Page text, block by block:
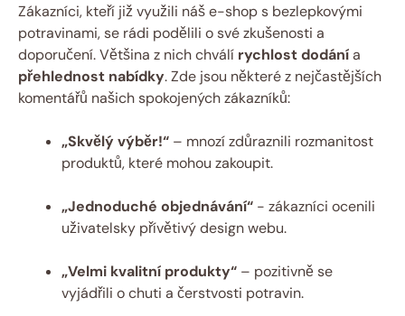
Zákazníci, ⁢kteří již využili ⁤náš e-shop s bezlepkovými
potravinami, se rádi podělili o⁣ své ​zkušenosti a‍
doporučení. Většina z nich chválí rychlost dodánía
přehlednost nabídky.⁢ Zde​ jsou některé⁤ z nejčastějších
komentářů našich spokojených zákazníků:
„Skvělý výběr!“ – mnozí zdůraznili rozmanitost
produktů, které mohou zakoupit.
„Jednoduché objednávání“ ‍- zákazníci ocenili
uživatelsky přívětivý ⁣design webu.
„Velmi kvalitní produkty“ – pozitivně se
vyjádřili o chuti a čerstvosti potravin.